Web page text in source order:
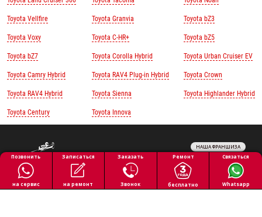
Toyota Vellfire
Toyota Voxy
Toyota bZ7
Toyota Camry Hybrid
Toyota RAV4 Hybrid
Toyota Century
Toyota Granvia
Toyota C-HR+
Toyota Corolla Hybrid
Toyota RAV4 Plug-in Hybrid
Toyota Sienna
Toyota Innova
Toyota bZ3
Toyota bZ5
Toyota Urban Cruiser EV
Toyota Crown
Toyota Highlander Hybrid
НАША ФРАНШИЗА
Обработка персональных данных
Политика конфиденциальности
Полезная информация
Все права защищены © 2026 АВТОПИЛОТ
Позвонить
на сервис
Записаться
на ремонт
Заказать
Звонок
Ремонт
бесплатно
Связаться
Whatsapp